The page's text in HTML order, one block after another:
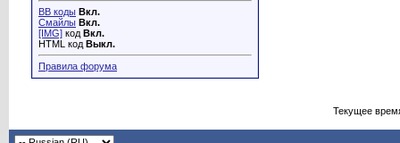
BB коды Вкл.
Смайлы Вкл.
[IMG] код Вкл.
HTML код Выкл.
Правила форума
Текущее